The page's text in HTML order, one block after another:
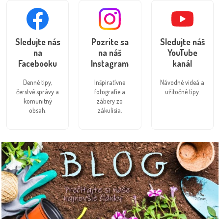
Sledujte nás
na
Facebooku
Denné tipy,
čerstvé správy a
komunitný
obsah.
Pozrite sa
na náš
Instagram
Inšpiratívne
fotografie a
zábery zo
zákulisia.
Sledujte náš
YouTube
kanál
Návodné videá a
užitočné tipy.